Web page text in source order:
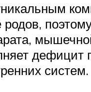
систем.